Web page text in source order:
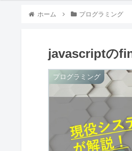
ホーム プログラミング
javascriptの
プログラミング